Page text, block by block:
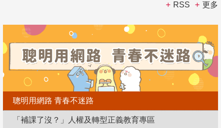
RSS 更多
聰明用網路 青春不迷路
「補課了沒？」人權及轉型正義教育專區